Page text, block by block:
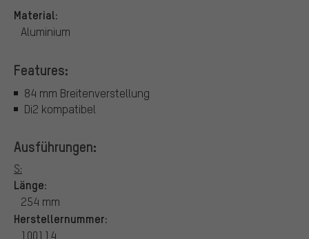
Material:
Aluminium
Features:
84 mm Breitenverstellung
Di2 kompatibel
Ausführungen:
S:
Länge:
254 mm
Herstellernummer:
100114